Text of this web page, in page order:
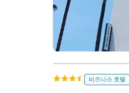
비즈니스 호텔